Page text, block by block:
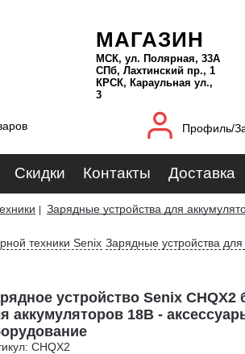
МАГАЗИН
МСК, ул. Полярная, 33А
СПб, Лахтинский пр., 1
КРСК, Караульная ул.,
3
Профиль/
Скидки Контакты Доставка
Зарядные устройства для
техники Senix Зарядные устройства
устройство Senix CHQX2
аккумуляторов 18В -
CHQX2